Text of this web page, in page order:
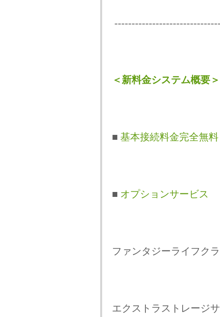
＜新料金システム概要＞
■ 基本接続料金完全無料
■ オプションサービス
ファンタジーライ
エクストラストレー